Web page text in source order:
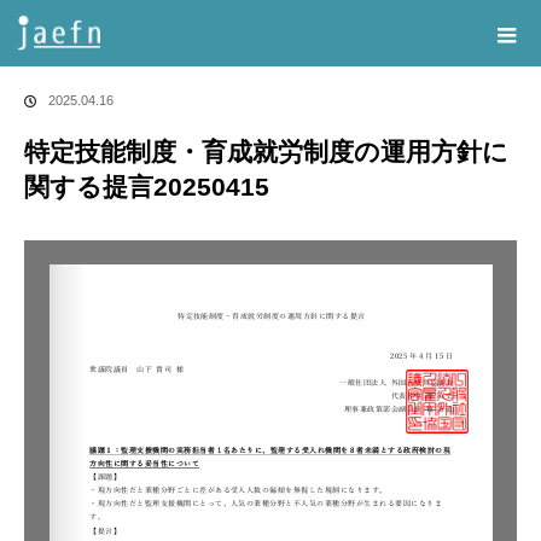
告知・記事一覧
特定技能制度・育成就労制度の運用方針に関する提
2025.04.16
特定技能制度・育成就労制度の運用方針に
関する提言20250415